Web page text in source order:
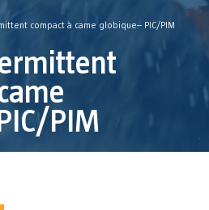
compact à came globique– PIC/PIM
PIM